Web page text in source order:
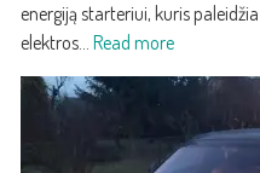
energiją starteriui, kuris
elektros… Read more:
keitimas: